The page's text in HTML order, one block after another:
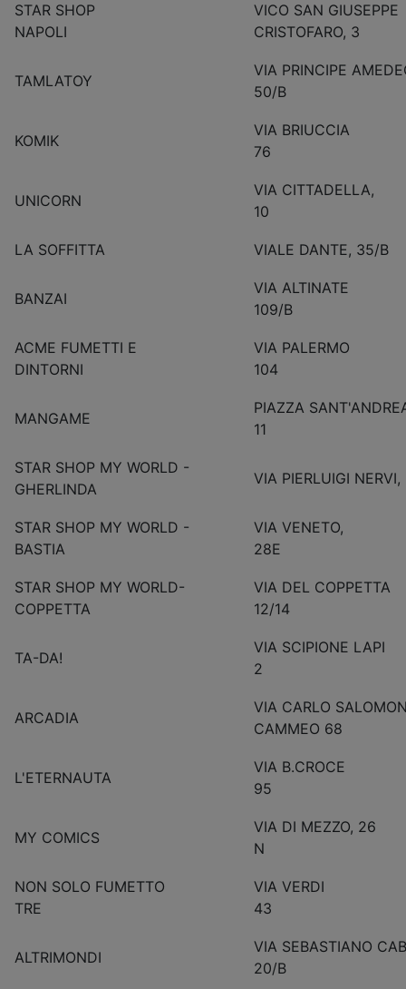
STAR SHOP
NAPOLI
VICO SAN GIUSEPPE
CRISTOFARO, 3
TAMLATOY
VIA PRINCIPE
50/B
KOMIK
VIA BRIUCCIA
76
UNICORN
VIA CITTADELLA,
10
LA SOFFITTA VIALE DANTE, 35/B
BANZAI
VIA ALTINATE
109/B
ACME FUMETTI E
DINTORNI
VIA PALERMO
104
MANGAME
PIAZZA
11
STAR SHOP MY WORLD -
GHERLINDA
VIA PIERLUIGI
STAR SHOP MY WORLD -
BASTIA
VIA VENETO,
28E
STAR SHOP MY WORLD-
COPPETTA
VIA DEL COPPETTA
12/14
TA-DA!
VIA SCIPIONE LAPI
2
ARCADIA
VIA CARLO
CAMMEO 68
L'ETERNAUTA
VIA B.CROCE
95
MY COMICS
VIA DI MEZZO, 26
N
NON SOLO FUMETTO
TRE
VIA VERDI
43
ALTRIMONDI
VIA SEBASTIANO
20/B